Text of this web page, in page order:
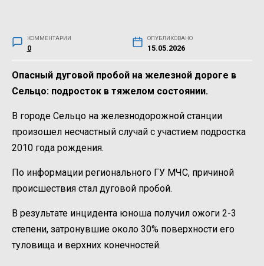
КОММЕНТАРИИ
0
ОПУБЛИКОВАНО
15.05.2026
Опасный дуговой пробой на железной дороге в
Сельцо: подросток в тяжелом состоянии.
В городе Сельцо на железнодорожной станции
произошел несчастный случай с участием подростка
2010 года рождения.
По информации регионального ГУ МЧС, причиной
происшествия стал дуговой пробой.
В результате инцидента юноша получил ожоги 2-3
степени, затронувшие около 30% поверхности его
туловища и верхних конечностей.